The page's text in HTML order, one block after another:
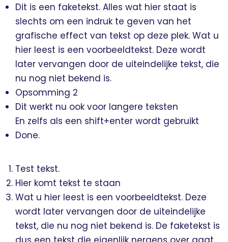
Dit is een faketekst. Alles wat hier staat is
slechts om een indruk te geven van het
grafische effect van tekst op deze plek. Wat u
hier leest is een voorbeeldtekst. Deze wordt
later vervangen door de uiteindelijke tekst, die
nu nog niet bekend is.
Opsomming 2
Dit werkt nu ook voor langere teksten
En zelfs als een shift+enter wordt gebruikt
Done.
Test tekst.
Hier komt tekst te staan
Wat u hier leest is een voorbeeldtekst. Deze
wordt later vervangen door de uiteindelijke
tekst, die nu nog niet bekend is. De faketekst is